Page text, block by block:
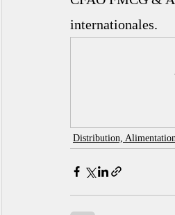
internationales.
Distribution,